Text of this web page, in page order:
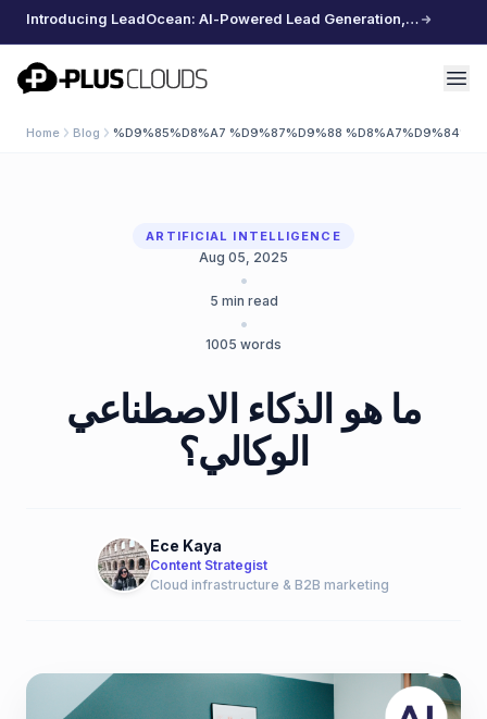
Introducing LeadOcean: AI-Powered Lead Generation, Curated Data, Effortless Scaling
PlusClouds
Home Blog %D9%85%D8%A7 %D9%87%D9%88
ARTIFICIAL INTELLIGENCE
Aug 05, 2025
•
5 min read
•
1005 words
ما هو الذكاء الاصطناعي
الوكالي؟
Ece Kaya
Content Strategist
Cloud infrastructure & B2B marketing